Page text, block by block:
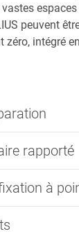
vastes
peuvent
zéro, intégré
rapporté
à